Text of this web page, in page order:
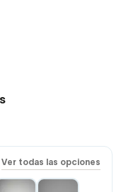
Ver todas las opciones